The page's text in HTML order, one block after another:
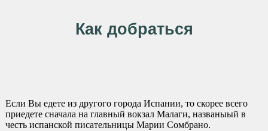
Как добраться
Если Вы едете из другого города Испании, то скорее всего
приедете сначала на главный вокзал Малаги, названыый в
честь испанской писательницы Марии Сомбрано.